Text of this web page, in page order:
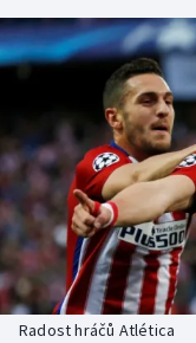
Cyklistika
DALŠÍ SPORTY
Americký fotbal
Baseball a softbal
Basketbal
Biatlon
NEPŘEHLÉDNĚTE
Soutěže
Historické návraty
Aplikace ČT sport
Radost hráčů Atlética